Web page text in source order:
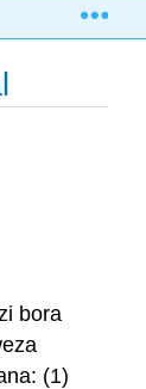
Malipo na
bora
(1)